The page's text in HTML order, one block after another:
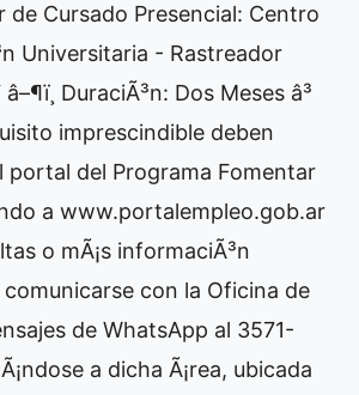
de Cursado Presencial: Centro
Universitaria - Rastreador
DuraciÃ³n: Dos Meses â³
imprescindible deben
portal del Programa Fomentar
a www.portalempleo.gob.ar
o mÃ¡s informaciÃ³n
con la Oficina de
de WhatsApp al 3571-
a dicha Ã¡rea, ubicada